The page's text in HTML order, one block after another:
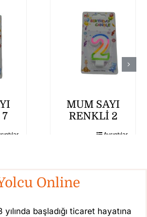
MUM SAYI
RENKLİ 2
Ayrıntılar
Online
yılında başladığı ticaret hayatına